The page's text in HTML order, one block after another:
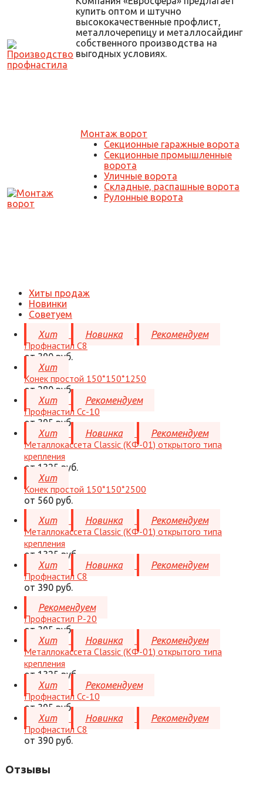
купить оптом и штучно
высококачественные профлист,
металлочерепицу и металлосайдинг
собственного производства на
выгодных условиях.
Монтаж ворот
Секционные гаражные ворота
Секционные промышленные
ворота
Уличные ворота
Складные, распашные ворота
Рулонные ворота
Хиты продаж
Новинки
Советуем
Хит
Новинка Рекомендуем
Профнастил C8
от 390 руб.
Хит
Конек простой 150*150*1250
от 280 руб.
Хит
Рекомендуем
Профнастил Сс-10
от 395 руб.
Хит
Новинка Рекомендуем
Металлокассета Classic (КФ-01) открытого типа
крепления
от 1325 руб.
Хит
Конек простой 150*150*2500
от 560 руб.
Хит
Новинка Рекомендуем
Металлокассета Classic (КФ-01) открытого типа
крепления
от 1325 руб.
Хит
Новинка Рекомендуем
Профнастил C8
от 390 руб.
Рекомендуем
Профнастил Р-20
от 395 руб.
Хит
Новинка Рекомендуем
Металлокассета Classic (КФ-01) открытого типа
крепления
от 1325 руб.
Хит
Рекомендуем
Профнастил Сс-10
от 395 руб.
Хит
Новинка Рекомендуем
Профнастил C8
от 390 руб.
Отзывы